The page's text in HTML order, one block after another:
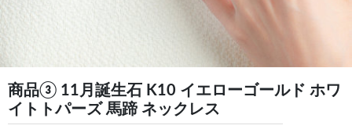
商品③ 11月誕生石 K10 イエローゴールド ホワ
イトトパーズ 馬蹄 ネックレス